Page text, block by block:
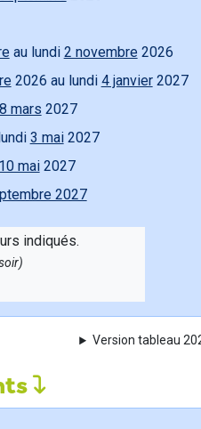
au lundi 2 novembre 2026
2026 au lundi 4 janvier2027
8 mars 2027
3 mai2027
10 mai2027
2027
indiqués.
Version tableau